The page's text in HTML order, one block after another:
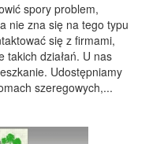
spory problem,
nie zna się na tego typu
się z firmami,
takich działań. U nas
Udostępniamy
szeregowych,...